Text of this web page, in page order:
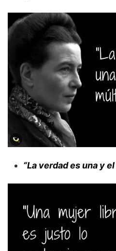
“La verdad es una y